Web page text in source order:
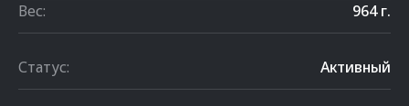
Вес:
964 г.
Статус: Активный